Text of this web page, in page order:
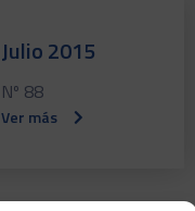
Julio 2015
Nº 88
Ver más